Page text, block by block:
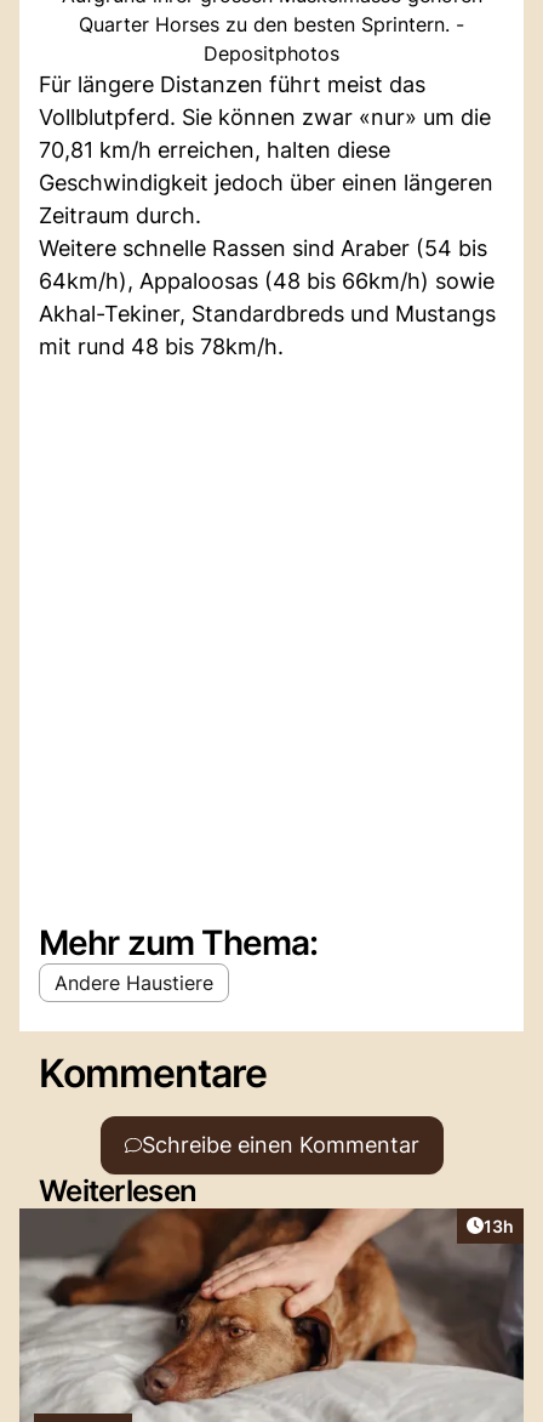
Quarter Horses zu den besten Sprintern. -
Depositphotos
Für längere Distanzen führt meist das
Vollblutpferd. Sie können zwar «nur» um die
70,81 km/h erreichen, halten diese
Geschwindigkeit jedoch über einen längeren
Zeitraum durch.
Weitere schnelle Rassen sind Araber (54 bis
64km/h), Appaloosas (48 bis 66km/h) sowie
Akhal-Tekiner, Standardbreds und Mustangs
mit rund 48 bis 78km/h.
Mehr zum Thema:
Andere Haustiere
Kommentare
Schreibe einen Kommentar
Weiterlesen
Artikel
13h